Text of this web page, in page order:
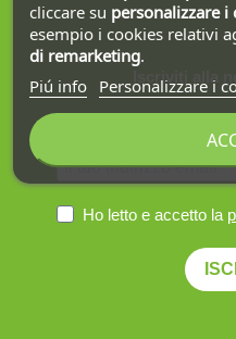
Iscriviti alla
Ottieni la spedizione
Ho letto e accetto la
cliccare su personalizzare i
esempio i cookies relativi
di remarketing.
Piú info
Personalizzare i